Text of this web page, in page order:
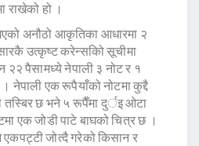
राखेको हो ।
अनौठो आकृतिका आधारमा २
उत्कृष्ट करेन्सकिो सूचीमा
२२ पैसामध्ये नेपाली ३ नोट र १
नेपाली एक रूपैयाँको नोटमा कुद्दै
तस्बिर छ भने ५ रूपैँमा दुर्इ ओटा
एक जोडी पाटे बाघको चित्र छ ।
जोत्दै गरेको किसान र